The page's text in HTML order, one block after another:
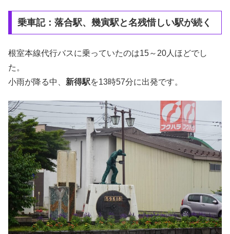
乗車記：落合駅、幾寅駅と名残惜しい駅が続く
根室本線代行バスに乗っていたのは15～20人ほどでし
た。
小雨が降る中、 新得駅を13時57分に出発です。